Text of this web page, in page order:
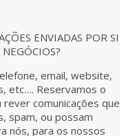
ENVIADAS POR SI
email, website,
etc…. Reservamos o
comunicações que
spam, ou possam
nós, para os nossos